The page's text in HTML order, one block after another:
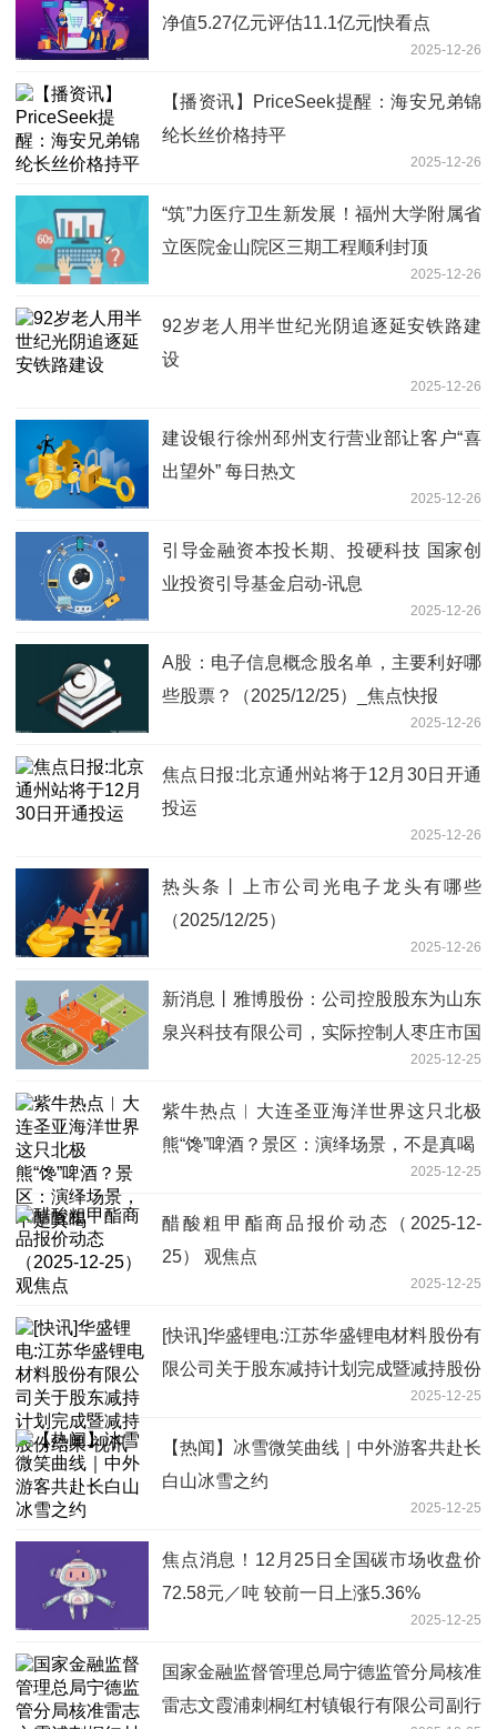
净值5.27亿元评估11.1亿元|快看点
2025-12-26
【播资讯】PriceSeek提醒：海安兄弟锦
纶长丝价格持平
2025-12-26
“筑”力医疗卫生新发展！福州大学附属省
立医院金山院区三期工程顺利封顶
2025-12-26
92岁老人用半世纪光阴追逐延安铁路建
设
2025-12-26
建设银行徐州邳州支行营业部让客户“喜
出望外” 每日热文
2025-12-26
引导金融资本投长期、投硬科技 国家创
业投资引导基金启动-讯息
2025-12-26
A股：电子信息概念股名单，主要利好哪
些股票？（2025/12/25）_焦点快报
2025-12-26
焦点日报:北京通州站将于12月30日开通
投运
2025-12-26
热头条丨上市公司光电子龙头有哪些
（2025/12/25）
2025-12-26
新消息丨雅博股份：公司控股股东为山东
泉兴科技有限公司，实际控制人枣庄市国
2025-12-25
紫牛热点︱大连圣亚海洋世界这只北极
熊“馋”啤酒？景区：演绎场景，不是真喝
2025-12-25
醋酸粗甲酯商品报价动态（2025-12-
25） 观焦点
2025-12-25
[快讯]华盛锂电:江苏华盛锂电材料股份有
限公司关于股东减持计划完成暨减持股份
2025-12-25
【热闻】冰雪微笑曲线｜中外游客共赴长
白山冰雪之约
2025-12-25
焦点消息！12月25日全国碳市场收盘价
72.58元／吨 较前一日上涨5.36%
2025-12-25
国家金融监督管理总局宁德监管分局核准
雷志文霞浦刺桐红村镇银行有限公司副行